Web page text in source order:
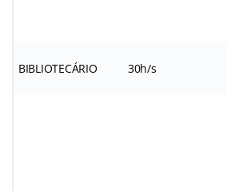
BIBLIOTECÁRIO 30h/s